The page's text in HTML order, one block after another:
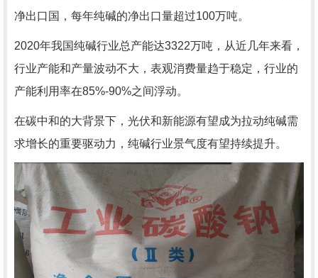
净出口国，每年纯碱的净出口量超过100万吨。
2020年我国纯碱行业总产能达3322万吨，从近几年来看，
行业产能和产量波动不大，表观消费量趋于稳定，行业的
产能利用率在85%-90%之间浮动。
在碳中和的大背景下，光伏和新能源有望成为拉动纯碱需
求增长的重要驱动力，纯碱行业景气度有望持续提升。